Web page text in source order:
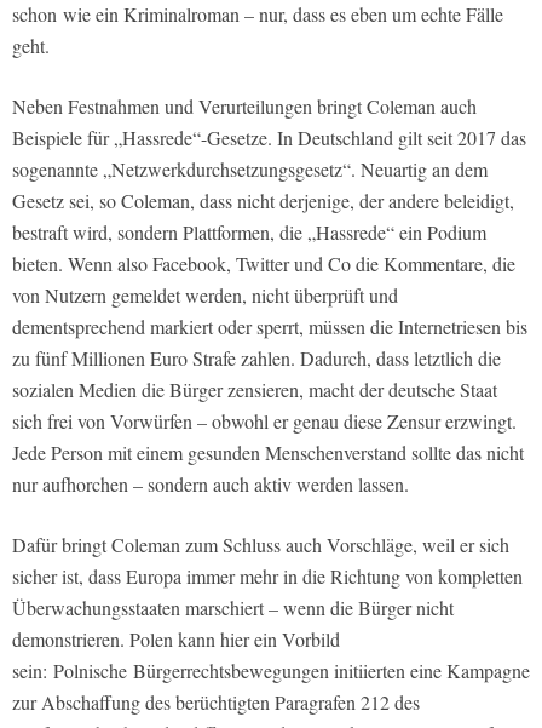
schon wie ein Kriminalroman – nur, dass es eben um echte Fälle
geht.
Neben Festnahmen und Verurteilungen bringt Coleman auch
Beispiele für „Hassrede“-Gesetze. In Deutschland gilt seit 2017 das
sogenannte „Netzwerkdurchsetzungsgesetz“. Neuartig an dem
Gesetz sei, so Coleman, dass nicht derjenige, der andere beleidigt,
bestraft wird, sondern Plattformen, die „Hassrede“ ein Podium
bieten. Wenn also Facebook, Twitter und Co die Kommentare, die
von Nutzern gemeldet werden, nicht überprüft und
dementsprechend markiert oder sperrt, müssen die Internetriesen bis
zu fünf Millionen Euro Strafe zahlen. Dadurch, dass letztlich die
sozialen Medien die Bürger zensieren, macht der deutsche Staat
sich frei von Vorwürfen – obwohl er genau diese Zensur erzwingt.
Jede Person mit einem gesunden Menschenverstand sollte das nicht
nur aufhorchen – sondern auch aktiv werden lassen.
Dafür bringt Coleman zum Schluss auch Vorschläge, weil er sich
sicher ist, dass Europa immer mehr in die Richtung von kompletten
Überwachungsstaaten marschiert – wenn die Bürger nicht
demonstrieren. Polen kann hier ein Vorbild
sein: Polnische Bürgerrechtsbewegungen initiierten eine Kampagne
zur Abschaffung des berüchtigten Paragrafen 212 des